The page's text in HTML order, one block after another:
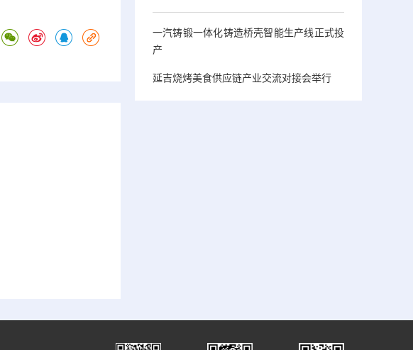
一汽铸锻一体化铸造桥壳智能生产线正式投
产
延吉烧烤美食供应链产业交流对接会举行